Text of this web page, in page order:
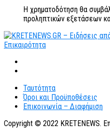
Η χρηματοδότηση θα
προληπτικών εξετάσεων
Ταυτότητα
Όροι και Προϋποθέσεις
Επικοινωνία – Διαφήμιση
Copyright © 2022 KRETENEWS.